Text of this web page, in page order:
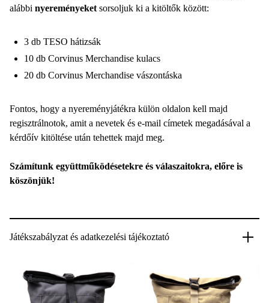
alábbi nyereményeket sorsoljuk ki a kitöltők között:
3 db TESO hátizsák
10 db Corvinus Merchandise kulacs
20 db Corvinus Merchandise vászontáska
Fontos, hogy a nyereményjátékra külön oldalon kell majd
regisztrálnotok, amit a nevetek és e-mail címetek megadásával a
kérdőív kitöltése után tehettek majd meg.
Számítunk együttműködésetekre és válaszaitokra, előre is
köszönjük!
Játékszabályzat és adatkezelési tájékoztató